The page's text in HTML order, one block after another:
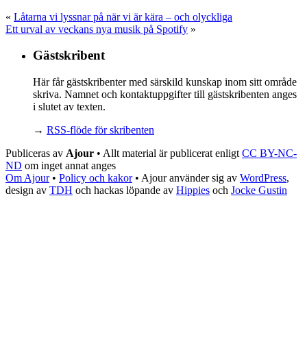
« Låtarna vi lyssnar på när vi är kära – och olyckliga
Ett urval av veckans nya musik på Spotify »
Gästskribent
Här får gästskribenter med särskild kunskap inom sitt område
skriva. Namnet och kontaktuppgifter till gästskribenten anges
i slutet av texten.
→ RSS-flöde för skribenten
Publiceras av Ajour • Allt material är publicerat enligt CC BY-NC-
ND om inget annat anges
Om Ajour• Policy och kakor• Ajour använder sig av WordPress,
design av TDH och hackas löpande av Hippies och Jocke Gustin